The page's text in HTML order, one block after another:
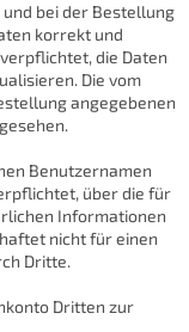
bei der Bestellung
korrekt und
die Daten
Die vom
angegebenen
Benutzernamen
über die für
Informationen
nicht für einen
Dritte.
Dritten zur